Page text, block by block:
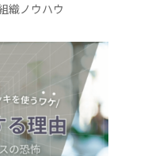
織ノウハウ